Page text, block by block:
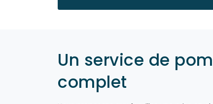
Un service de
complet